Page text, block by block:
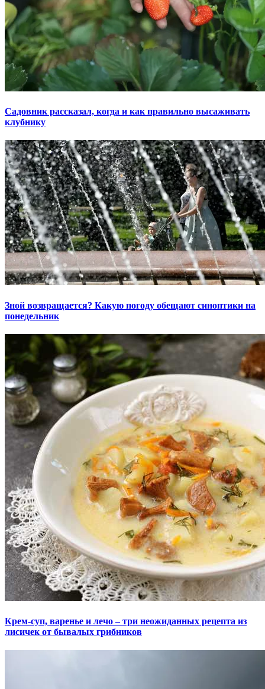
Садовник рассказал, когда и как правильно высаживать
клубнику
Зной возвращается? Какую погоду обещают синоптики на
понедельник
Крем-суп, варенье и лечо – три неожиданных рецепта из
лисичек от бывалых грибников